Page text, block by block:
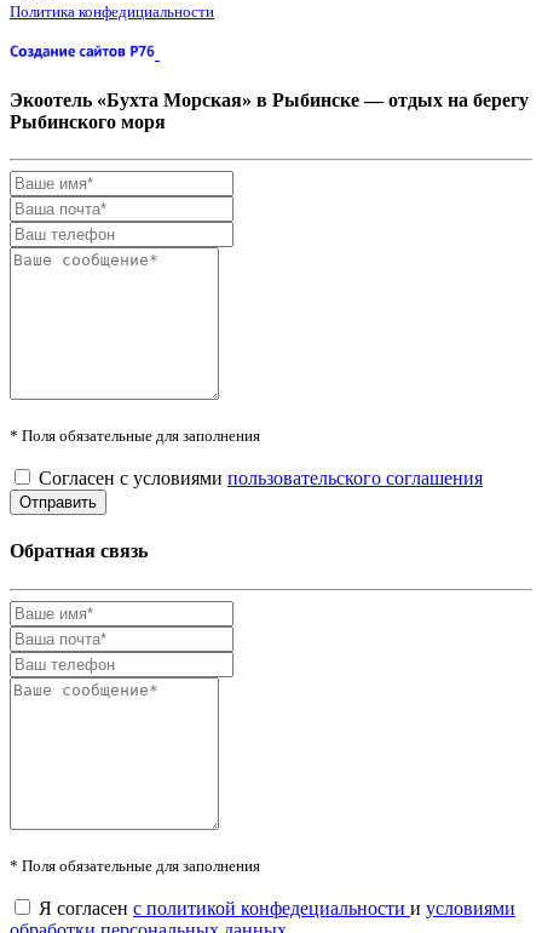
Политика конфедициальности
Экоотель «Бухта Морская» в Рыбинске — отдых на берегу
Рыбинского моря
* Поля обязательные для заполнения
Согласен с условиями пользовательского соглашения
Обратная связь
* Поля обязательные для заполнения
Я согласен с политикой конфедециальности и условиями